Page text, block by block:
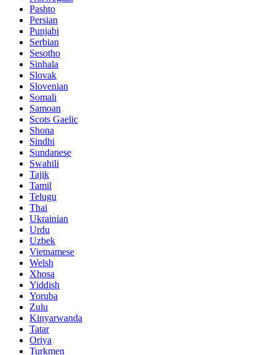
Pashto
Persian
Punjabi
Serbian
Sesotho
Sinhala
Slovak
Slovenian
Somali
Samoan
Scots Gaelic
Shona
Sindhi
Sundanese
Swahili
Tajik
Tamil
Telugu
Thai
Ukrainian
Urdu
Uzbek
Vietnamese
Welsh
Xhosa
Yiddish
Yoruba
Zulu
Kinyarwanda
Tatar
Oriya
Turkmen